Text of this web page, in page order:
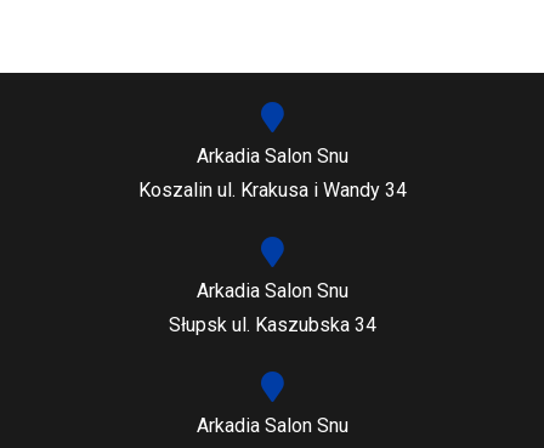
Arkadia Salon Snu
Koszalin ul. Krakusa i Wandy 34
Arkadia Salon Snu
Słupsk ul. Kaszubska 34
Arkadia Salon Snu